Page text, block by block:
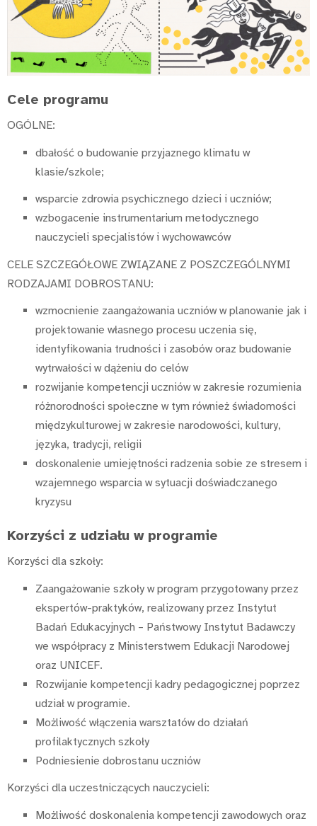
Cele programu
OGÓLNE:
dbałość o budowanie przyjaznego klimatu w
klasie/szkole;
wsparcie zdrowia psychicznego dzieci i uczniów;
wzbogacenie instrumentarium metodycznego
nauczycieli specjalistów i wychowawców
CELE SZCZEGÓŁOWE ZWIĄZANE Z POSZCZEGÓLNYMI
RODZAJAMI DOBROSTANU:
wzmocnienie zaangażowania uczniów w planowanie jak i
projektowanie własnego procesu uczenia się,
identyfikowania trudności i zasobów oraz budowanie
wytrwałości w dążeniu do celów
rozwijanie kompetencji uczniów w zakresie rozumienia
różnorodności społeczne w tym również świadomości
międzykulturowej w zakresie narodowości, kultury,
języka, tradycji, religii
doskonalenie umiejętności radzenia sobie ze stresem i
wzajemnego wsparcia w sytuacji doświadczanego
kryzysu
Korzyści z udziału w programie
Korzyści dla szkoły:
Zaangażowanie szkoły w program przygotowany przez
ekspertów-praktyków, realizowany przez Instytut
Badań Edukacyjnych – Państwowy Instytut Badawczy
we współpracy z Ministerstwem Edukacji Narodowej
oraz UNICEF.
Rozwijanie kompetencji kadry pedagogicznej poprzez
udział w programie.
Możliwość włączenia warsztatów do działań
profilaktycznych szkoły
Podniesienie dobrostanu uczniów
Korzyści dla uczestniczących nauczycieli:
Możliwość doskonalenia kompetencji zawodowych oraz